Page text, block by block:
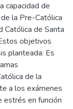
capacidad de
la Pre-Católica
Católica de Santa
objetivos
planteada: Es
de la
a los exámenes
en función